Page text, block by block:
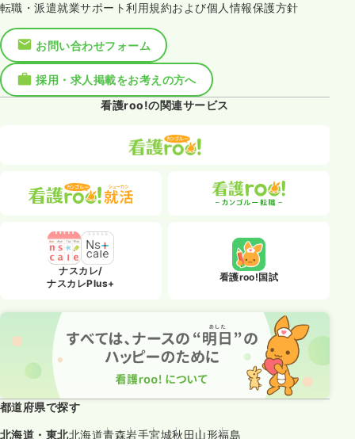
転職・派遣就業サポート利用規約および個人情報保護方針
お問い合わせフォーム
採用・求人掲載をお考えの方へ
看護roo!の関連サービス
ナスカレ/
ナスカレPlus+
看護roo!国試
都道府県で探す
北海道・東北北海道青森岩手宮城秋田山形福島